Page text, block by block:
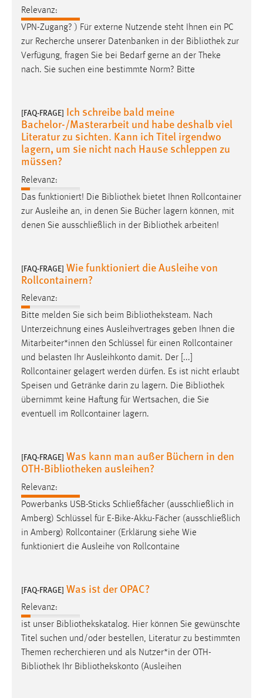
Relevanz:
VPN-Zugang? ) Für externe Nutzende steht Ihnen ein PC
zur Recherche unserer Datenbanken in der Bibliothek zur
Verfügung, fragen Sie bei Bedarf gerne an der Theke
nach. Sie suchen eine bestimmte Norm? Bitte
[FAQ-FRAGE] Ich schreibe bald meine
Bachelor-/Masterarbeit und habe deshalb viel
Literatur zu sichten. Kann ich Titel irgendwo
lagern, um sie nicht nach Hause schleppen zu
müssen?
Relevanz:
Das funktioniert! Die Bibliothek bietet Ihnen Rollcontainer
zur Ausleihe an, in denen Sie Bücher lagern können, mit
denen Sie ausschließlich in der Bibliothek arbeiten!
[FAQ-FRAGE] Wie funktioniert die Ausleihe von
Rollcontainern?
Relevanz:
Bitte melden Sie sich beim Bibliotheksteam. Nach
Unterzeichnung eines Ausleihvertrages geben Ihnen die
Mitarbeiter*innen den Schlüssel für einen Rollcontainer
und belasten Ihr Ausleihkonto damit. Der [...]
Rollcontainer gelagert werden dürfen. Es ist nicht erlaubt
Speisen und Getränke darin zu lagern. Die Bibliothek
übernimmt keine Haftung für Wertsachen, die Sie
eventuell im Rollcontainer lagern.
[FAQ-FRAGE] Was kann man außer Büchern in den
OTH-Bibliotheken ausleihen?
Relevanz:
Powerbanks USB-Sticks Schließfächer (ausschließlich in
Amberg) Schlüssel für E-Bike-Akku-Fächer (ausschließlich
in Amberg) Rollcontainer (Erklärung siehe Wie
funktioniert die Ausleihe von Rollcontaine
[FAQ-FRAGE] Was ist der OPAC?
Relevanz:
ist unser Bibliothekskatalog. Hier können Sie gewünschte
Titel suchen und/oder bestellen, Literatur zu bestimmten
Themen recherchieren und als Nutzer*in der OTH-
Bibliothek Ihr Bibliothekskonto (Ausleihen